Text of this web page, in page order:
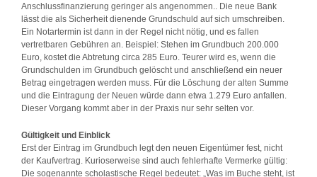
Anschlussfinanzierung geringer als angenommen.. Die neue Bank
lässt die als Sicherheit dienende Grundschuld auf sich umschreiben.
Ein Notartermin ist dann in der Regel nicht nötig, und es fallen
vertretbaren Gebühren an. Beispiel: Stehen im Grundbuch 200.000
Euro, kostet die Abtretung circa 285 Euro. Teurer wird es, wenn die
Grundschulden im Grundbuch gelöscht und anschließend ein neuer
Betrag eingetragen werden muss. Für die Löschung der alten Summe
und die Eintragung der Neuen würde dann etwa 1.279 Euro anfallen.
Dieser Vorgang kommt aber in der Praxis nur sehr selten vor.
Gültigkeit und Einblick
Erst der Eintrag im Grundbuch legt den neuen Eigentümer fest, nicht
der Kaufvertrag. Kurioserweise sind auch fehlerhafte Vermerke gültig:
Die sogenannte scholastische Regel bedeutet: „Was im Buche steht, ist